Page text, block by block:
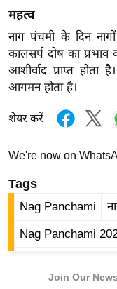
सा
हि
त्य
ज
त
टो
र्ल्ड
न्यू
ज
महत्व
नाग पंचमी के दिन
कालसर्प दोष का
आशीर्वाद प्राप्त
आगमन होता है।
शेयर करें
We're now on
Tags
Nag Panchami
Nag Panchami